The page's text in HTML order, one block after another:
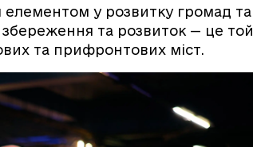
у розвитку громад та
збереження та розвиток — це той
та прифронтових міст.